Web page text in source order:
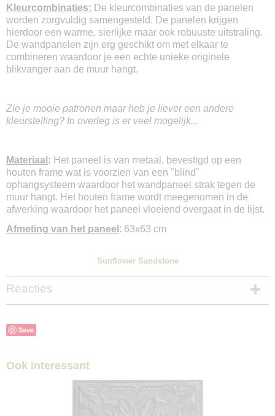
Kleurcombinaties: De kleurcombinaties van de panelen
worden zorgvuldig samengesteld. De panelen krijgen
hierdoor een warme, sierlijke maar ook robuuste uitstraling.
De wandpanelen zijn erg geschikt om met elkaar te
combineren waardoor je een echte unieke originele
blikvanger aan de muur hangt.
Zie je mooie patronen maar heb je liever een andere
kleurstelling? In overleg is er veel mogelijk...
Materiaal : Het paneel is van metaal, bevestigd op een
houten frame wat is voorzien van een "blind"
ophangsysteem waardoor het wandpaneel strak tegen de
muur hangt. Het houten frame wordt meegenomen in de
afwerking waardoor het paneel vloeiend overgaat in de lijst.
Afmeting van het paneel : 63x63 cm
Sunflower Sandstone
Reacties
Save
Ook interessant